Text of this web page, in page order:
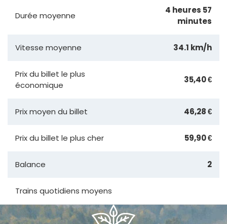
Durée moyenne
4 heures 57
minutes
Vitesse moyenne 34.1 km/h
Prix du billet le plus
économique
35,40 €
Prix moyen du billet 46,28 €
Prix du billet le plus cher 59,90 €
Balance 2
Trains quotidiens moyens